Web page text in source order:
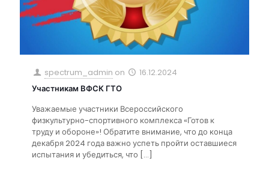
spectrum_admin on
16.12.2024
Участникам ВФСК ГТО
Уважаемые участники Всероссийского
физкультурно-спортивного комплекса «Готов к
труду и обороне»! Обратите внимание, что до конца
декабря 2024 года важно успеть пройти оставшиеся
испытания и убедиться, что […]